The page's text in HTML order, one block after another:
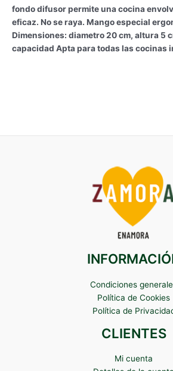
fondo difusor permite una cocina
eficaz. No se raya. Mango especial
Dimensiones: diametro 20 cm, altura 5
capacidad Apta para todas las cocinas
Condiciones
Política de Cookies
Política de
CLIENTES
Mi cuenta